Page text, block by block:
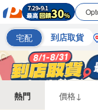
宅配 到店取貨
熱門 價格↓